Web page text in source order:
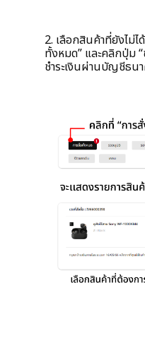
2. เลือกสินค้าที่ยังไม่ไ
ทั้งหมด” และคลิกปุ่ม “
ชำระเงินผ่านบัญชีธน